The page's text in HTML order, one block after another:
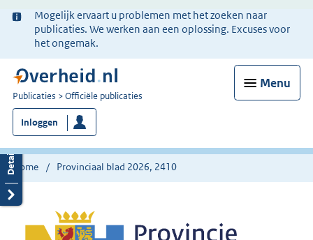
Ter
informatie:
Mogelijk ervaart u problemen met het zoeken naar
publicaties. We werken aan een oplossing. Excuses voor
het ongemak.
Menu
U
bent
nu
hier:
Publicaties Officiële publicaties
Inloggen
Home Provinciaal blad 2026, 2410